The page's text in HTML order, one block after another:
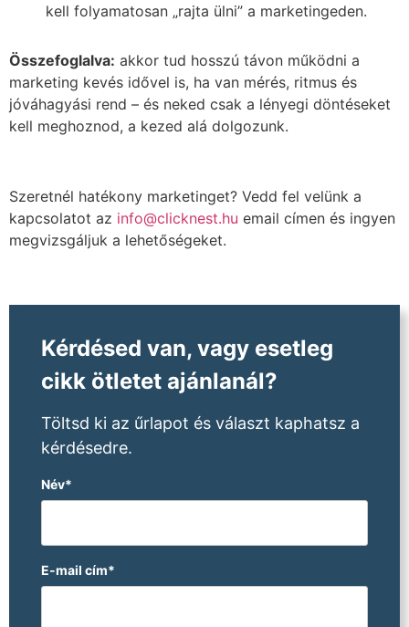
kell folyamatosan „rajta ülni” a marketingeden.
Összefoglalva: akkor tud hosszú távon működni a
marketing kevés idővel is, ha van mérés, ritmus és
jóváhagyási rend – és neked csak a lényegi döntéseket
kell meghoznod, a kezed alá dolgozunk.
Szeretnél hatékony marketinget? Vedd fel velünk a
kapcsolatot az info@clicknest.hu email címen és ingyen
megvizsgáljuk a lehetőségeket.
Kérdésed van, vagy esetleg
cikk ötletet ajánlanál?
Töltsd ki az űrlapot és választ kaphatsz a
kérdésedre.
Név*
E-mail cím*